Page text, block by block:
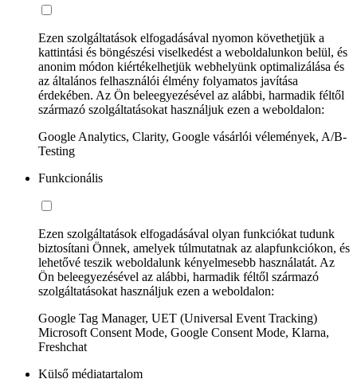
Ezen szolgáltatások elfogadásával nyomon követhetjük a
kattintási és böngészési viselkedést a weboldalunkon belül, és
anonim módon kiértékelhetjük webhelyünk optimalizálása és
az általános felhasználói élmény folyamatos javítása
érdekében. Az Ön beleegyezésével az alábbi, harmadik féltől
származó szolgáltatásokat használjuk ezen a weboldalon:
Google Analytics, Clarity, Google vásárlói vélemények, A/B-
Testing
Funkcionális
Ezen szolgáltatások elfogadásával olyan funkciókat tudunk
biztosítani Önnek, amelyek túlmutatnak az alapfunkciókon, és
lehetővé teszik weboldalunk kényelmesebb használatát. Az
Ön beleegyezésével az alábbi, harmadik féltől származó
szolgáltatásokat használjuk ezen a weboldalon:
Google Tag Manager, UET (Universal Event Tracking)
Microsoft Consent Mode, Google Consent Mode, Klarna,
Freshchat
Külső médiatartalom